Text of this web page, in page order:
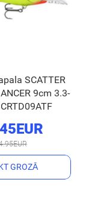
SCATTER
9cm 3.3-
GROZĀ